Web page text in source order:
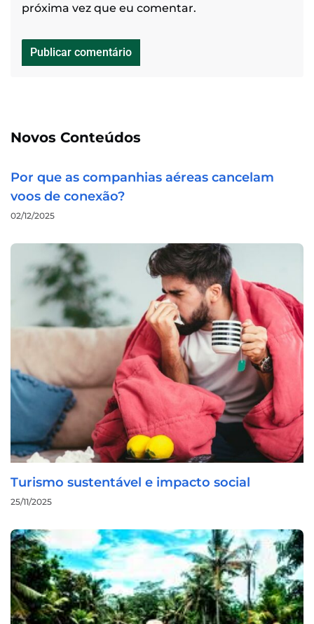
próxima vez que eu comentar.
Novos Conteúdos
Por que as companhias aéreas cancelam
voos de conexão?
02/12/2025
Turismo sustentável e impacto social
25/11/2025